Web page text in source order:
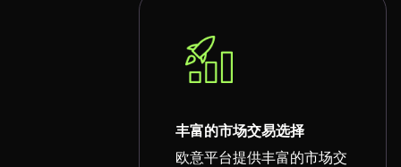
丰富的市场交易选择
欧意平台提供丰富的市场交